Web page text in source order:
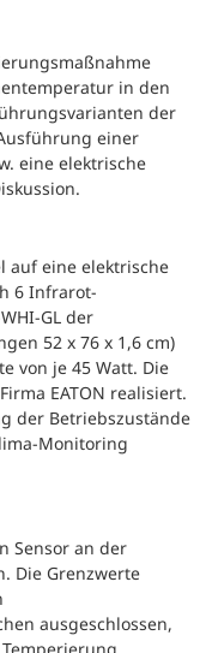
in den
der
einer
eine elektrische
auf eine elektrische
6 Infrarot-
GL der
52 x 76 x 1,6 cm)
von je 45 Watt. Die
EATON realisiert.
der Betriebszustände
Monitoring
Sensor an der
Die Grenzwerte
ausgeschlossen,